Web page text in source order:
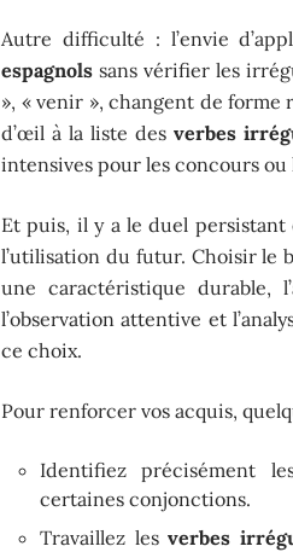
Autre difficulté : l’envie
espagnols sans vérifier les
», « venir », changent de
d’œil à la liste des verbes
intensives pour les concours ou
Et puis, il y a le duel persistant
l’utilisation du futur. Choisir le
une caractéristique durable,
l’observation attentive et
ce choix.
Pour renforcer vos acquis,
Identifiez précisément
certaines conjonctions.
Travaillez lesverbes